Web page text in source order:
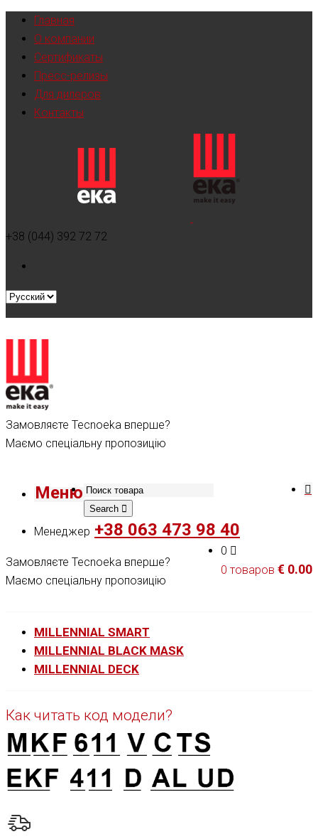
Главная
О компании
Сертификаты
Пресс-релизы
Для дилеров
Контакты
+38 (044) 392 72 72
Замовляєте Tecnoeka вперше?
Маємо спеціальну пропозицію
Меню
Search
Менеджер +38 063 473 98 40
0
0 товаров € 0.00
Замовляєте Tecnoeka вперше?
Маємо спеціальну пропозицію
MILLENNIAL SMART
MILLENNIAL BLACK MASK
MILLENNIAL DECK
Как читать код модели?